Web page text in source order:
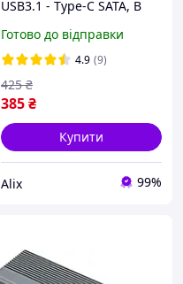
USB3.1 - Type-C SATA, B
Готово до відправки
4.9 (9)
385₴
425 ₴
Купити
Alix 99%